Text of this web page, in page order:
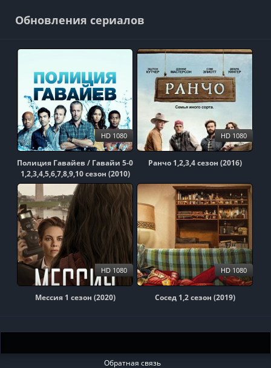
Обновления сериалов
Полиция Гавайев / Гавайи 5-0
1,2,3,4,5,6,7,8,9,10 сезон (2010)
HD 1080
Ранчо 1,2,3,4 сезон (2016)
HD 1080
Мессия 1 сезон (2020)
HD 1080
Сосед 1,2 сезон (2019)
HD 1080
Обратная связь